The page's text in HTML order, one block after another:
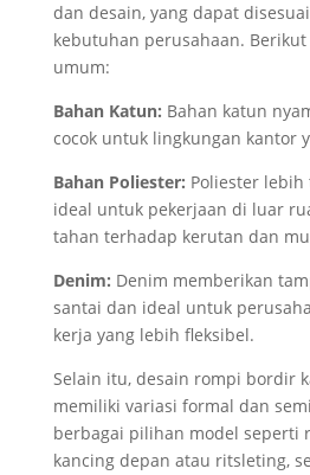
dan desain, yang dapat
kebutuhan perusahaan.
umum:
Bahan Katun: Bahan katun
cocok untuk lingkungan kantor
Bahan Poliester: Poliester
ideal untuk pekerjaan di luar
tahan terhadap kerutan dan
Denim: Denim memberikan
santai dan ideal untuk
kerja yang lebih fleksibel.
Selain itu, desain rompi bordir
memiliki variasi formal dan
berbagai pilihan model seperti
kancing depan atau ritsleting,